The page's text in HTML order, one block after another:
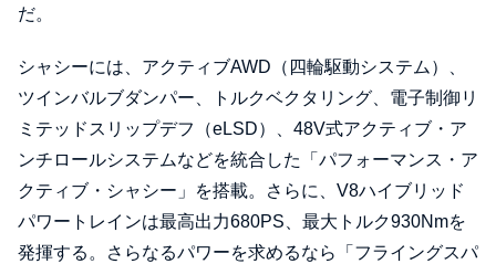
だ。
シャシーには、アクティブAWD（四輪駆動システム）、
ツインバルブダンパー、トルクベクタリング、電子制御リ
ミテッドスリップデフ（eLSD）、48V式アクティブ・ア
ンチロールシステムなどを統合した「パフォーマンス・ア
クティブ・シャシー」を搭載。さらに、V8ハイブリッド
パワートレインは最高出力680PS、最大トルク930Nmを
発揮する。さらなるパワーを求めるなら「フライングスパ